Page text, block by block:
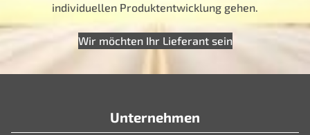
individuellen Produktentwicklung gehen.
Wir möchten Ihr Lieferant sein
Unternehmen